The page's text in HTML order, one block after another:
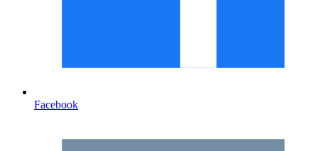
Facebook